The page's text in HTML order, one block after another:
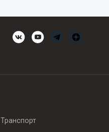
Транспорт